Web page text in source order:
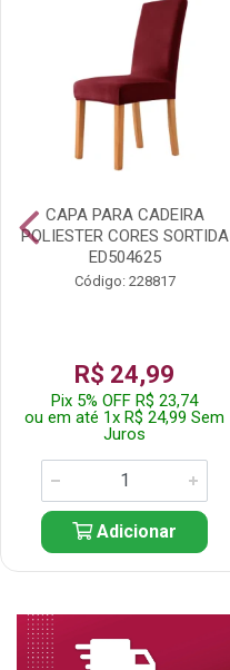
CAPA PARA CADEIRA
POLIESTER CORES SORTIDA
ED504625
Código: 228817
R$ 24,99
Pix 5% OFF R$ 23,74
ou em até 1x R$ 24,99 Sem
Juros
Adicionar